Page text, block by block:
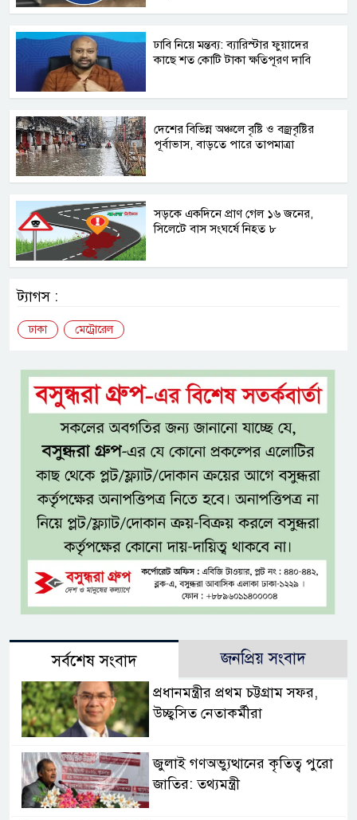
ঢাবি নিয়ে মন্তব্য: ব্যারিস্টার ফুয়াদের
কাছে শত কোটি টাকা ক্ষতিপূরণ দাবি
দেশের বিভিন্ন অঞ্চলে বৃষ্টি ও বজ্রবৃষ্টির
পূর্বাভাস, বাড়তে পারে তাপমাত্রা
সড়কে একদিনে প্রাণ গেল ১৬ জনের,
সিলেটে বাস সংঘর্ষে নিহত ৮
ট্যাগস :
ঢাকা মেট্রোরেল
সর্বশেষ সংবাদ জনপ্রিয় সংবাদ
প্রধানমন্ত্রীর প্রথম চট্টগ্রাম সফর,
উচ্ছ্বসিত নেতাকর্মীরা
জুলাই গণঅভ্যুত্থানের কৃতিত্ব পুরো
জাতির: তথ্যমন্ত্রী